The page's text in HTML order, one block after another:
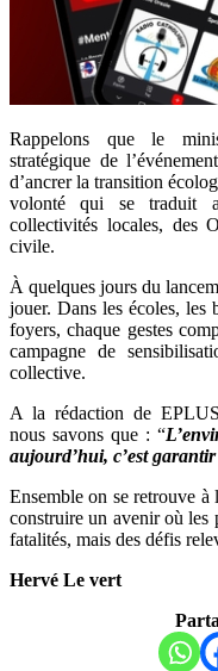
Rappelons que le
stratégique de
d’ancrer la transition
volonté qui se traduit
collectivités locales, des
civile.
À quelques jours du
jouer. Dans les écoles, les
foyers, chaque gestes
campagne de
collective.
A la rédaction de
nous savons que : “
aujourd’hui, c’est
Ensemble on se retrouve
construire un avenir où les
fatalités, mais des défis
Hervé Le vert